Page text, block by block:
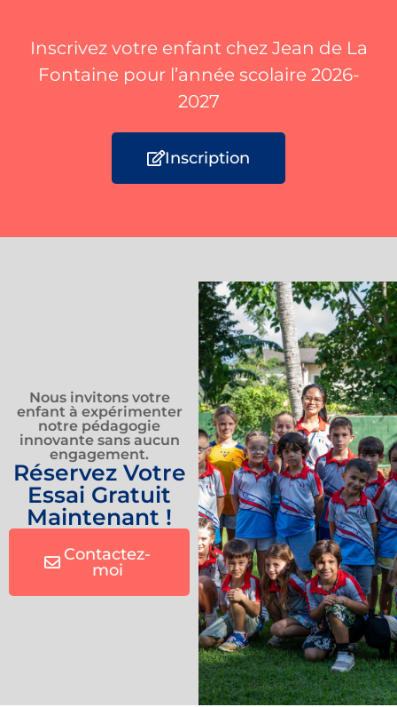
Inscrivez votre enfant chez Jean de La
Fontaine pour l’année scolaire 2026-
2027
Inscription
Nous invitons votre
enfant à expérimenter
notre pédagogie
innovante sans aucun
engagement.​
Réservez Votre
Essai Gratuit
Maintenant !​
Contactez-
moi